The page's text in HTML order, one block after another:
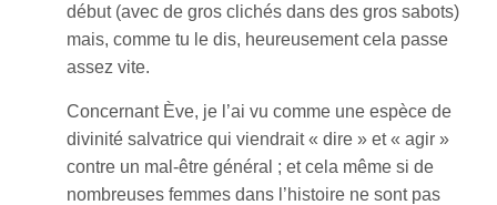
début (avec de gros clichés dans des gros sabots)
mais, comme tu le dis, heureusement cela passe
assez vite.
Concernant Ève, je l’ai vu comme une espèce de
divinité salvatrice qui viendrait « dire » et « agir »
contre un mal-être général ; et cela même si de
nombreuses femmes dans l’histoire ne sont pas